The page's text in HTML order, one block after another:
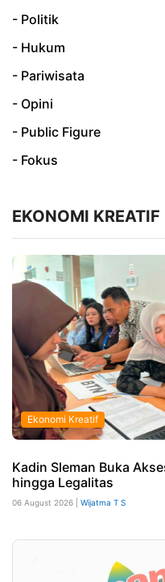
- Politik
- Hukum
- Pariwisata
- Opini
- Public Figure
- Fokus
EKONOMI KREATIF
Ekonomi Kreatif
Kadin Sleman Buka
hingga Legalitas
06 August 2026 | Wijatma T S